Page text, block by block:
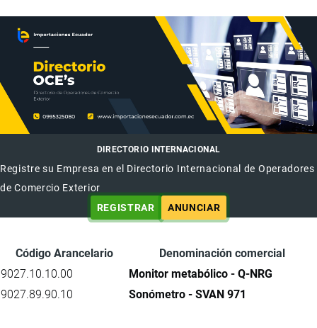
DIRECTORIO INTERNACIONAL
Registre su Empresa en el Directorio Internacional de Operadores
de Comercio Exterior
REGISTRAR
ANUNCIAR
Código Arancelario
Denominación comercial
9027.10.10.00
Monitor metabólico - Q-NRG
9027.89.90.10
Sonómetro - SVAN 971